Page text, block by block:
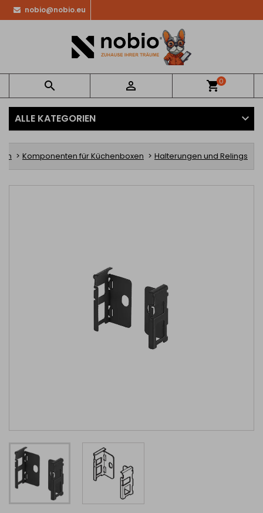
nobio@nobio.eu
  shopping_cart0
ALLE KATEGORIEN
Komponenten für Küchenboxen Halterungen und Relings